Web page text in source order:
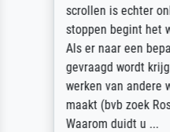
scrollen is echter
stoppen begint het
Als er naar een
gevraagd wordt
werken van andere
maakt (bvb zoek
Waarom duidt u ...